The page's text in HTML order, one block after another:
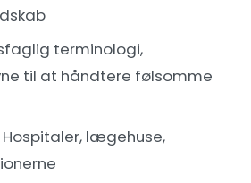
terminologi,
til at håndtere følsomme
Hospitaler, lægehuse,